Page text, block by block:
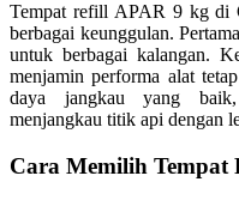
Tempat refill APAR 9 kg di
berbagai keunggulan.
untuk berbagai kalangan.
menjamin performa alat
daya jangkau yang
menjangkau titik api dengan
Cara Memilih Tempat